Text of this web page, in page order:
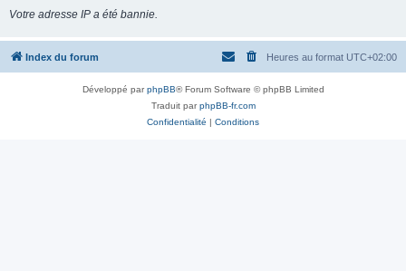
e
Votre adresse IP a été bannie.
Index du forum Heures au format UTC+02:00
Développé parphpBB® Forum Software © phpBB Limited
Traduit parphpBB-fr.com
Confidentialité | Conditions